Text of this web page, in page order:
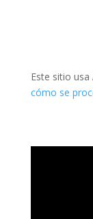
Este sitio
cómo se